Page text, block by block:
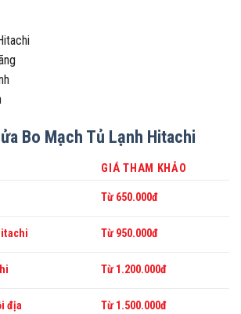
Bo Mạch Tủ Lạnh Hitachi
GIÁ THAM KHẢO
Từ 650.000đ
Từ 950.000đ
Từ 1.200.000đ
địa Từ 1.500.000đ